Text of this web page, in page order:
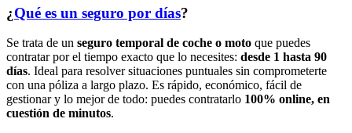
¿Qué es un seguro por días?
Se trata de un seguro temporal de coche o moto que puedes
contratar por el tiempo exacto que lo necesites: desde 1 hasta 90
días. Ideal para resolver situaciones puntuales sin comprometerte
con una póliza a largo plazo. Es rápido, económico, fácil de
gestionar y lo mejor de todo: puedes contratarlo 100% online, en
cuestión de minutos.